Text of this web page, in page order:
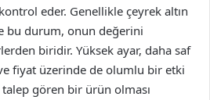
eder. Genellikle çeyrek altın
bu durum, onun değerini
biridir. Yüksek ayar, daha saf
fiyat üzerinde de olumlu bir etki
talep gören bir ürün olması